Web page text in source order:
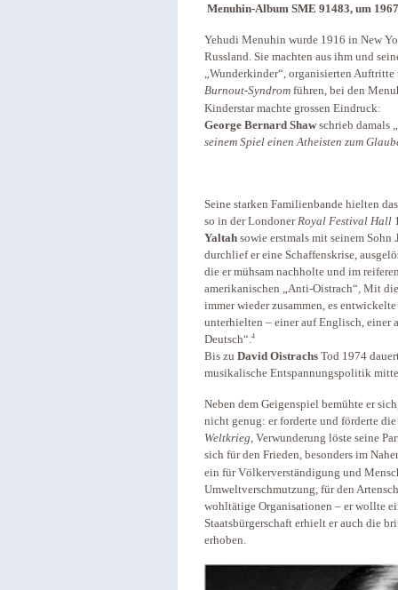
Menuhin-Album SME 91483, um
Yehudi Menuhin wurde 1916 in New
Russland. Sie machten aus ihm und
„Wunderkinder“, organisierten Auftritte
Burnout-Syndrom führen, bei den
Kinderstar machte grossen Eindruck:
George Bernard Shawschrieb damals
seinem Spiel einen Atheisten zum
Seine starken Familienbande hielten
so in der Londoner Royal Festival Hall
Yaltah sowie erstmals mit seinem Sohn ­
durchlief er eine Schaffenskrise,
die er mühsam nach­holte und im
amerikanischen „Anti-Oistrach“, Mit
immer wieder zusammen, es
unterhielten – einer auf Englisch, einer
Deutsch“.4
Bis zu David Oistrachs Tod 1974
musikalische Entspannungs­politik
Neben dem Geigenspiel bemühte er
nicht genug: er forderte und förderte
Weltkrieg, Verwunderung löste seine
sich für den Frieden, besonders im
ein für Völkerverständigung und
Umweltverschmutzung, für den
wohltätige Organisationen – er wollte
Staatsbürgerschaft erhielt er auch die
erhoben.